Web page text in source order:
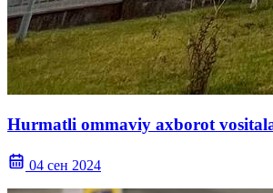
Hurmatli ommaviy axborot
04 сен 2024